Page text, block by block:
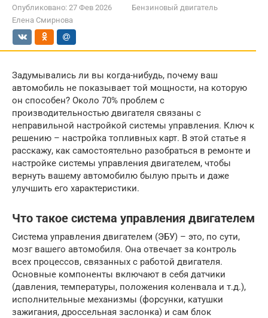
Опубликовано: 27 Фев 2026
Бензиновый двигатель
Елена Смирнова
Задумывались ли вы когда-нибудь, почему ваш
автомобиль не показывает той мощности, на которую
он способен? Около 70% проблем с
производительностью двигателя связаны с
неправильной настройкой системы управления. Ключ к
решению – настройка топливных карт. В этой статье я
расскажу, как самостоятельно разобраться в ремонте и
настройке системы управления двигателем, чтобы
вернуть вашему автомобилю былую прыть и даже
улучшить его характеристики.
Что такое система управления двигателем
Система управления двигателем (ЭБУ) – это, по сути,
мозг вашего автомобиля. Она отвечает за контроль
всех процессов, связанных с работой двигателя.
Основные компоненты включают в себя датчики
(давления, температуры, положения коленвала и т.д.),
исполнительные механизмы (форсунки, катушки
зажигания, дроссельная заслонка) и сам блок